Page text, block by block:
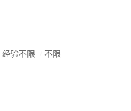
经验不限 不限